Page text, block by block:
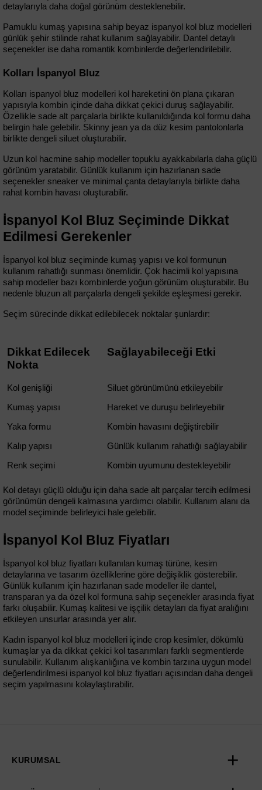
detaylarıyla daha doğal görünüm desteklenebilir.
Pamuklu kumaş yapısına sahip beyaz ispanyol kol bluz modelleri
günlük şehir stilinde rahat kullanım sağlayabilir. Dantel detaylı
seçenekler ise daha romantik kombinlerde değerlendirilebilir.
Kolları İspanyol Bluz
Kolları ispanyol bluz modelleri kol hareketini ön plana çıkaran
yapısıyla kombin içinde daha dikkat çekici duruş sağlayabilir.
Özellikle sade alt parçalarla birlikte kullanıldığında kol formu daha
belirgin hale gelebilir. Skinny jean ya da düz kesim pantolonlarla
birlikte dengeli siluet oluşturabilir.
Uzun kol hacmine sahip modeller topuklu ayakkabılarla daha güçlü
görünüm yaratabilir. Günlük kullanım için hazırlanan sade
seçenekler sneaker ve minimal çanta detaylarıyla birlikte daha
rahat kombin havası oluşturabilir.
İspanyol Kol Bluz Seçiminde Dikkat
Edilmesi Gerekenler
İspanyol kol bluz seçiminde kumaş yapısı ve kol formunun
kullanım rahatlığı sunması önemlidir. Çok hacimli kol yapısına
sahip modeller bazı kombinlerde yoğun görünüm oluşturabilir. Bu
nedenle bluzun alt parçalarla dengeli şekilde eşleşmesi gerekir.
Seçim sürecinde dikkat edilebilecek noktalar şunlardır:
Dikkat Edilecek
Nokta
Sağlayabileceği Etki
Kol genişliği Siluet görünümünü etkileyebilir
Kumaş yapısı Hareket ve duruşu belirleyebilir
Yaka formu Kombin havasını değiştirebilir
Kalıp yapısı Günlük kullanım rahatlığı sağlayabilir
Renk seçimi Kombin uyumunu destekleyebilir
Kol detayı güçlü olduğu için daha sade alt parçalar tercih edilmesi
görünümün dengeli kalmasına yardımcı olabilir. Kullanım alanı da
model seçiminde belirleyici hale gelebilir.
İspanyol Kol Bluz Fiyatları
İspanyol kol bluz fiyatları kullanılan kumaş türüne, kesim
detaylarına ve tasarım özelliklerine göre değişiklik gösterebilir.
Günlük kullanım için hazırlanan sade modeller ile dantel,
transparan ya da özel kol formuna sahip seçenekler arasında fiyat
farkı oluşabilir. Kumaş kalitesi ve işçilik detayları da fiyat aralığını
etkileyen unsurlar arasında yer alır.
Kadın ispanyol kol bluz modelleri içinde crop kesimler, dökümlü
kumaşlar ya da dikkat çekici kol tasarımları farklı segmentlerde
sunulabilir. Kullanım alışkanlığına ve kombin tarzına uygun model
değerlendirilmesi ispanyol kol bluz fiyatları açısından daha dengeli
seçim yapılmasını kolaylaştırabilir.
KURUMSAL